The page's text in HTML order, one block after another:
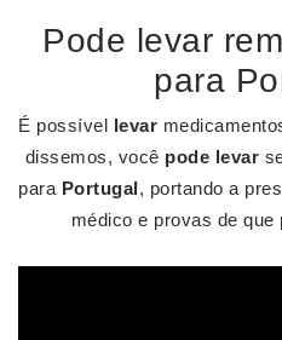
Pode levar
para
É possível levar
dissemos, você pode levar
para Portugal, portando a
médico e provas de